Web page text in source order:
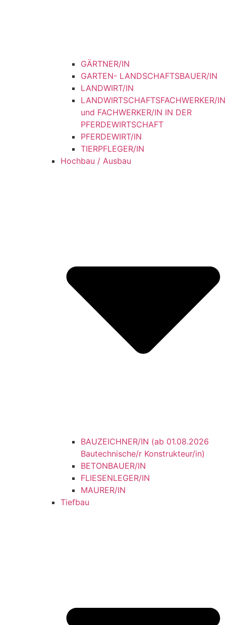
GÄRTNER/IN
GARTEN- LANDSCHAFTSBAUER/IN
LANDWIRT/IN
LANDWIRTSCHAFTSFACHWERKER/IN
und FACHWERKER/IN IN DER
PFERDEWIRTSCHAFT
PFERDEWIRT/IN
TIERPFLEGER/IN
Hochbau / Ausbau
BAUZEICHNER/IN (ab 01.08.2026
Bautechnische/r Konstrukteur/in)
BETONBAUER/IN
FLIESENLEGER/IN
MAURER/IN
Tiefbau